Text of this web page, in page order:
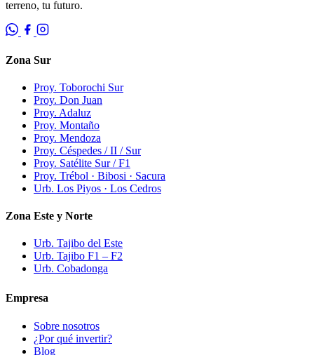
terreno, tu futuro.
Zona Sur
Proy. Toborochi Sur
Proy. Don Juan
Proy. Adaluz
Proy. Montaño
Proy. Mendoza
Proy. Céspedes / II / Sur
Proy. Satélite Sur / F1
Proy. Trébol · Bibosi · Sacura
Urb. Los Piyos · Los Cedros
Zona Este y Norte
Urb. Tajibo del Este
Urb. Tajibo F1 – F2
Urb. Cobadonga
Empresa
Sobre nosotros
¿Por qué invertir?
Blog